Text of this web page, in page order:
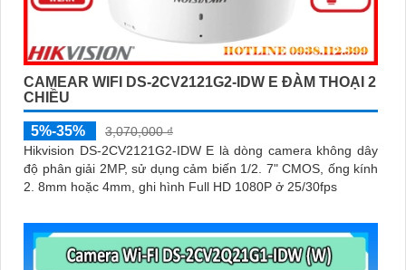
CAMEAR WIFI DS-2CV2121G2-IDW E ĐÀM THOẠI 2
CHIỀU
5%-35%
3,070,000 ₫
Hikvision DS-2CV2121G2-IDW E là dòng camera không dây
độ phân giải 2MP, sử dụng cảm biến 1/2. 7" CMOS, ống kính
2. 8mm hoặc 4mm, ghi hình Full HD 1080P ở 25/30fps